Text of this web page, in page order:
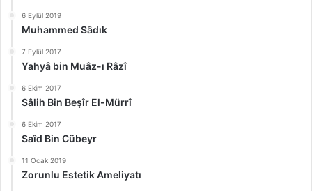
6 Eylül 2019
Muhammed Sâdık
7 Eylül 2017
Yahyâ bin Muâz-ı Râzî
6 Ekim 2017
Sâlih Bin Beşîr El-Mürrî
6 Ekim 2017
Saîd Bin Cübeyr
11 Ocak 2019
Zorunlu Estetik Ameliyatı